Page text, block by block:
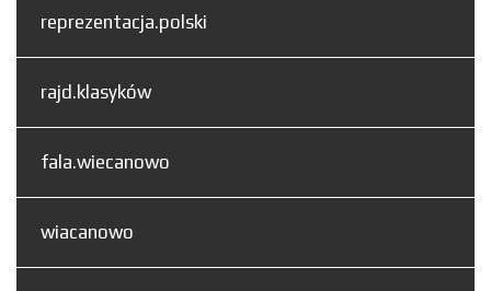
reprezentacja.polski
rajd.klasyków
fala.wiecanowo
wiacanowo